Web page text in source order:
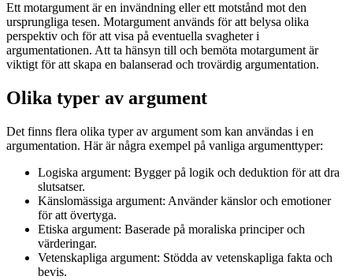
Ett motargument är en invändning eller ett motstånd mot den
ursprungliga tesen. Motargument används för att belysa olika
perspektiv och för att visa på eventuella svagheter i
argumentationen. Att ta hänsyn till och bemöta motargument är
viktigt för att skapa en balanserad och trovärdig argumentation.
Olika typer av argument
Det finns flera olika typer av argument som kan användas i en
argumentation. Här är några exempel på vanliga argumenttyper:
Logiska argument: Bygger på logik och deduktion för att dra
slutsatser.
Känslomässiga argument: Använder känslor och emotioner
för att övertyga.
Etiska argument: Baserade på moraliska principer och
värderingar.
Vetenskapliga argument: Stödda av vetenskapliga fakta och
bevis.